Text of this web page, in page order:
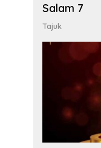
Salam 7
Tajuk